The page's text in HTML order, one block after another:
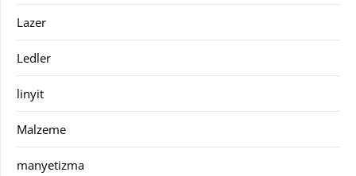
Lazer
Ledler
linyit
Malzeme
manyetizma